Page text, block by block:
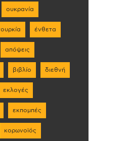
ουκρανία
ένθετα
απόψεις
βιβλίο διεθνή
εκλογές
εκπομπές
κορωνοϊός